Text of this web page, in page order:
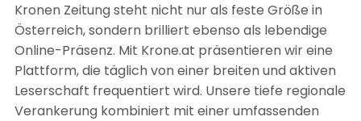
Kronen Zeitung steht nicht nur als feste Größe in
Österreich, sondern brilliert ebenso als lebendige
Online-Präsenz. Mit Krone.at präsentieren wir eine
Plattform, die täglich von einer breiten und aktiven
Leserschaft frequentiert wird. Unsere tiefe regionale
Verankerung kombiniert mit einer umfassenden